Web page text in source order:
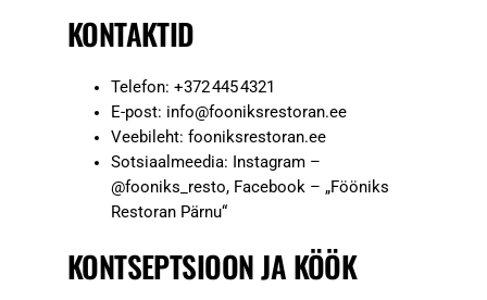
KONTAKTID
Telefon: +372 445 4321
E-post: info@fooniksrestoran.ee
Veebileht: fooniksrestoran.ee
Sotsiaalmeedia: Instagram –
@fooniks_resto, Facebook – „Fööniks
Restoran Pärnu“
KONTSEPTSIOON JA KÖÖK